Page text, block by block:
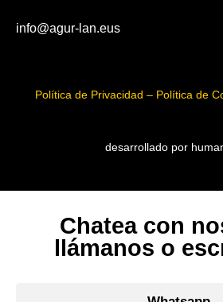
info@agur-lan.eus
Política de Privacidad – Política de
desarrollado por
Chatea con
llámanos o